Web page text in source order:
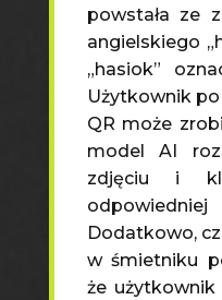
powstała ze
angielskiego
„hasiok”
Użytkownik
QR może
model AI
zdjęciu i
Dodatkowo,
w śmietniku
że użytkownik